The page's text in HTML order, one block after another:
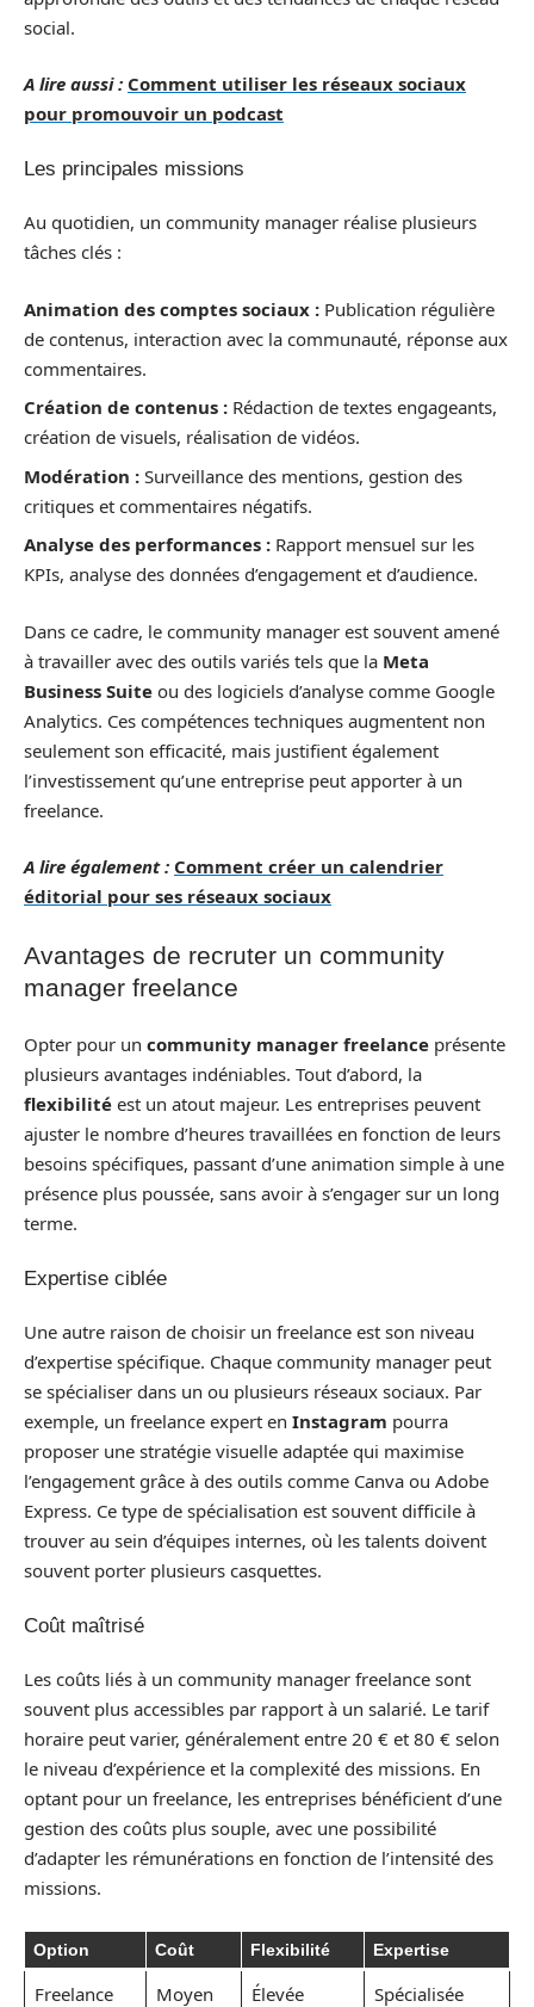
social.
A lire aussi : Comment utiliser les réseaux sociaux
pour promouvoir un podcast
Les principales missions
Au quotidien, un community manager réalise plusieurs
tâches clés :
Animation des comptes sociaux : Publication régulière
de contenus, interaction avec la communauté, réponse aux
commentaires.
Création de contenus : Rédaction de textes engageants,
création de visuels, réalisation de vidéos.
Modération : Surveillance des mentions, gestion des
critiques et commentaires négatifs.
Analyse des performances : Rapport mensuel sur les
KPIs, analyse des données d’engagement et d’audience.
Dans ce cadre, le community manager est souvent amené
à travailler avec des outils variés tels que la Meta
Business Suite ou des logiciels d’analyse comme Google
Analytics. Ces compétences techniques augmentent non
seulement son efficacité, mais justifient également
l’investissement qu’une entreprise peut apporter à un
freelance.
A lire également : Comment créer un calendrier
éditorial pour ses réseaux sociaux
Avantages de recruter un community
manager freelance
Opter pour un community manager freelance présente
plusieurs avantages indéniables. Tout d’abord, la
flexibilité est un atout majeur. Les entreprises peuvent
ajuster le nombre d’heures travaillées en fonction de leurs
besoins spécifiques, passant d’une animation simple à une
présence plus poussée, sans avoir à s’engager sur un long
terme.
Expertise ciblée
Une autre raison de choisir un freelance est son niveau
d’expertise spécifique. Chaque community manager peut
se spécialiser dans un ou plusieurs réseaux sociaux. Par
exemple, un freelance expert en Instagram pourra
proposer une stratégie visuelle adaptée qui maximise
l’engagement grâce à des outils comme Canva ou Adobe
Express. Ce type de spécialisation est souvent difficile à
trouver au sein d’équipes internes, où les talents doivent
souvent porter plusieurs casquettes.
Coût maîtrisé
Les coûts liés à un community manager freelance sont
souvent plus accessibles par rapport à un salarié. Le tarif
horaire peut varier, généralement entre 20 € et 80 € selon
le niveau d’expérience et la complexité des missions. En
optant pour un freelance, les entreprises bénéficient d’une
gestion des coûts plus souple, avec une possibilité
d’adapter les rémunérations en fonction de l’intensité des
missions.
Option Coût Flexibilité Expertise
Freelance Moyen Élevée
Spécialisée